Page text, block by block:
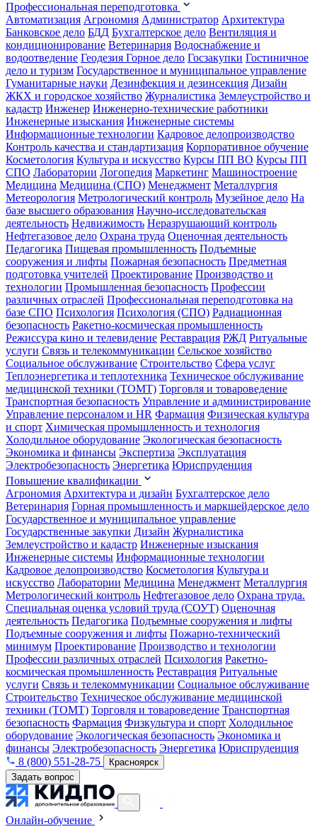
Профессиональная переподготовка
Автоматизация Агрономия Администратор Архитектура
Банковское дело БДД Бухгалтерское дело Вентиляция и
кондиционирование Ветеринария Водоснабжение и
водоотведение Геодезия Горное дело Госзакупки Гостиничное
дело и туризм Государственное и муниципальное управление
Гуманитарные науки Дезинфекция и дезинсекция Дизайн
ЖКХ и городское хозяйство Журналистика Землеустройство и
кадастр Инженер Инженерно-технические работники
Инженерные изыскания Инженерные системы
Информационные технологии Кадровое делопроизводство
Контроль качества и стандартизация Корпоративное обучение
Косметология Культура и искусство Курсы ПП ВО Курсы ПП
СПО Лаборатории Логопедия Маркетинг Машиностроение
Медицина Медицина (СПО) Менеджмент Металлургия
Метеорология Метрологический контроль Музейное дело На
базе высшего образования Научно-исследовательская
деятельность Недвижимость Неразрушающий контроль
Нефтегазовое дело Охрана труда Оценочная деятельность
Педагогика Пищевая промышленность Подъемные
сооружения и лифты Пожарная безопасность Предметная
подготовка учителей Проектирование Производство и
технологии Промышленная безопасность Профессии
различных отраслей Профессиональная переподготовка на
базе СПО Психология Психология (СПО) Радиационная
безопасность Ракетно-космическая промышленность
Режиссура кино и телевидение Реставрация РЖД Ритуальные
услуги Связь и телекоммуникации Сельское хозяйство
Социальное обслуживание Строительство Сфера услуг
Теплоэнергетика и теплотехника Техническое обслуживание
медицинской техники (ТОМТ) Торговля и товароведение
Транспортная безопасность Управление и администрирование
Управление персоналом и HR Фармация Физическая культура
и спорт Химическая промышленность и технология
Холодильное оборудование Экологическая безопасность
Экономика и финансы Экспертиза Эксплуатация
Электробезопасность Энергетика Юриспруденция
Повышение квалификации
Агрономия Архитектура и дизайн Бухгалтерское дело
Ветеринария Горная промышленность и маркшейдерское дело
Государственное и муниципальное управление
Государственные закупки Дизайн Журналистика
Землеустройство и кадастр Инженерные изыскания
Инженерные системы Информационные технологии
Кадровое делопроизводство Косметология Культура и
искусство Лаборатории Медицина Менеджмент Металлургия
Метрологический контроль Нефтегазовое дело Охрана труда.
Специальная оценка условий труда (СОУТ) Оценочная
деятельность Педагогика Подъемные сооружения и лифты
Подъемные сооружения и лифты Пожарно-технический
минимум Проектирование Производство и технологии
Профессии различных отраслей Психология Ракетно-
космическая промышленность Реставрация Ритуальные
услуги Связь и телекоммуникации Социальное обслуживание
Строительство Техническое обслуживание медицинской
техники (ТОМТ) Торговля и товароведение Транспортная
безопасность Фармация Физкультура и спорт Холодильное
оборудование Экологическая безопасность Экономика и
финансы Электробезопасность Энергетика Юриспруденция
8 (800) 551-28-75
Красноярск
Задать вопрос
Онлайн-обучение